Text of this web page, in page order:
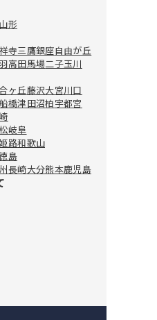
山形
寺三鷹銀座自由が丘
高田馬場二子玉川
ヶ丘藤沢大宮川口
橋津田沼柏宇都宮
岐阜
路和歌山
島
長崎大分熊本鹿児島